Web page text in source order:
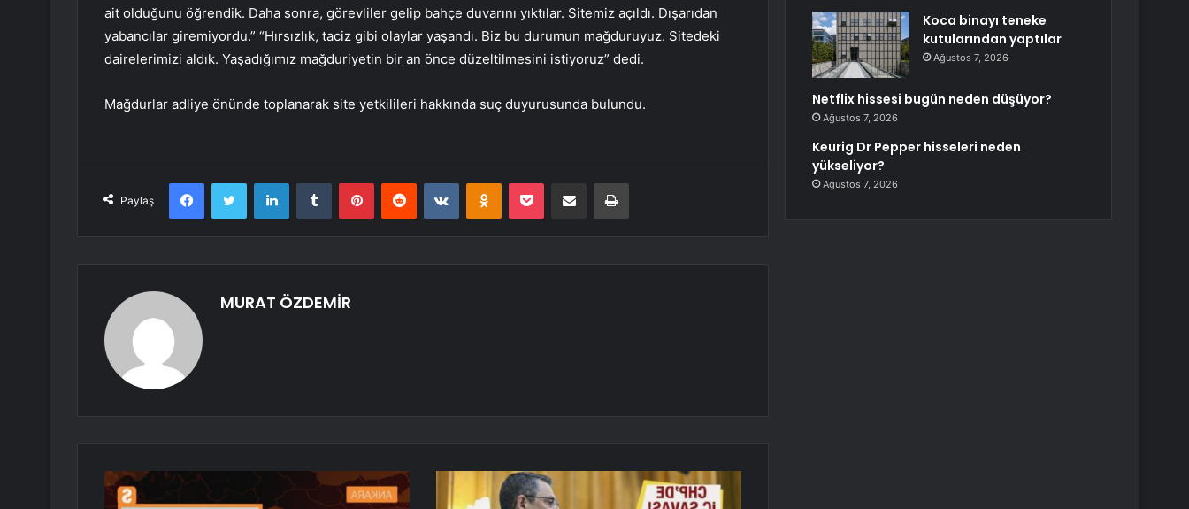
ait olduğunu öğrendik. Daha sonra, görevliler gelip bahçe duvarını yıktılar. Sitemiz açıldı. Dışarıdan
yabancılar giremiyordu.” “Hırsızlık, taciz gibi olaylar yaşandı. Biz bu durumun mağduruyuz. Sitedeki
dairelerimizi aldık. Yaşadığımız mağduriyetin bir an önce düzeltilmesini istiyoruz” dedi.
Mağdurlar adliye önünde toplanarak site yetkilileri hakkında suç duyurusunda bulundu.
Paylaş
FacebookTwitter LinkedInTumblr PinterestReddit VKontakteOdnoklassniki
Pocket E-Posta ile paylaş Yazdır
MURAT ÖZDEMİR
Koca binayı teneke
kutularından yaptılar
Ağustos 7, 2026
Netflix hissesi bugün neden düşüyor?
Ağustos 7, 2026
Keurig Dr Pepper hisseleri neden
yükseliyor?
Ağustos 7, 2026